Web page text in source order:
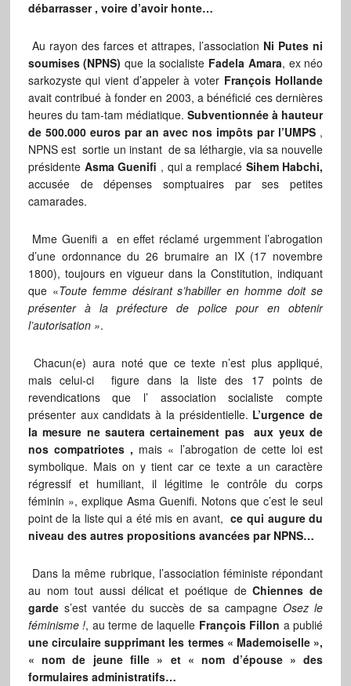
débarrasser , voire d’avoir honte…
Au rayon des farces et attrapes, l’association Ni Putes ni
soumises (NPNS) que la socialiste Fadela Amara, ex néo
sarkozyste qui vient d’appeler à voter François Hollande
avait contribué à fonder en 2003, a bénéficié ces dernières
heures du tam-tam médiatique.Subventionnée à hauteur
de 500.000 euros par an avec nos impôts par l’UMPS ,
NPNS est sortie un instant de sa léthargie, via sa nouvelle
présidente Asma Guenifi , qui a remplacé Sihem Habchi,
accusée de dépenses somptuaires par ses petites
camarades.
Mme Guenifi a en effet réclamé urgemment l’abrogation
d’une ordonnance du 26 brumaire an IX (17 novembre
1800), toujours en vigueur dans la Constitution, indiquant
que «Toute femme désirant s’habiller en homme doit se
présenter à la préfecture de police pour en obtenir
l’autorisation ».
Chacun(e) aura noté que ce texte n’est plus appliqué,
mais celui-ci figure dans la liste des 17 points de
revendications que l’ association socialiste compte
présenter aux candidats à la présidentielle. L’urgence de
la mesure ne sautera certainement pas aux yeux de
nos compatriotes , mais « l’abrogation de cette loi est
symbolique. Mais on y tient car ce texte a un caractère
régressif et humiliant, il légitime le contrôle du corps
féminin », explique Asma Guenifi. Notons que c’est le seul
point de la liste qui a été mis en avant,ce qui augure du
niveau des autres propositions avancées par NPNS…
Dans la même rubrique, l’association féministe répondant
au nom tout aussi délicat et poétique deChiennes de
gardes’est vantée du succès de sa campagneOsez le
féminisme !, au terme de laquelle François Fillon a publié
une circulaire supprimant les termes « Mademoiselle »,
« nom de jeune fille » et « nom d’épouse » des
formulaires administratifs…